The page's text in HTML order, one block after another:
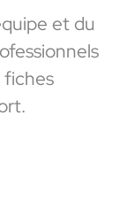
et du
fiches